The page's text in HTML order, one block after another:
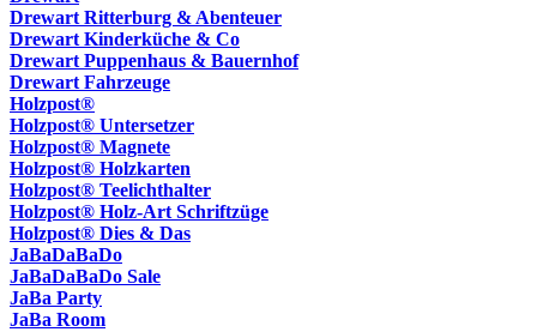
Drewart Ritterburg & Abenteuer
Drewart Kinderküche & Co
Drewart Puppenhaus & Bauernhof
Drewart Fahrzeuge
Holzpost®
Holzpost® Untersetzer
Holzpost® Magnete
Holzpost® Holzkarten
Holzpost® Teelichthalter
Holzpost® Holz-Art Schriftzüge
Holzpost® Dies & Das
JaBaDaBaDo
JaBaDaBaDo Sale
JaBa Party
JaBa Room